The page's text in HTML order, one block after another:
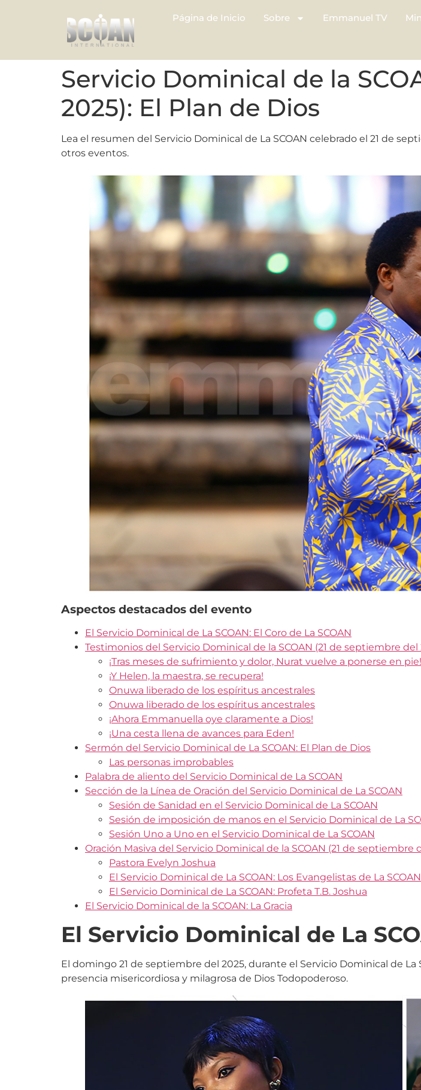
Página de Inicio Sobre Emmanuel TV
Servicio Dominical de la
2025): El Plan de Dios
Lea el resumen del Servicio Dominical de La SCOAN celebrado el 21 de
otros eventos.
Aspectos destacados del evento
El Servicio Dominical de La SCOAN: El Coro de La SCOAN
Testimonios del Servicio Dominical de la SCOAN (21 de septiembre del
¡Tras meses de sufrimiento y dolor, Nurat vuelve a ponerse en pie!
¡Y Helen, la maestra, se recupera!
Onuwa liberado de los espíritus ancestrales
Onuwa liberado de los espíritus ancestrales
¡Ahora Emmanuella oye claramente a Dios!
¡Una cesta llena de avances para Eden!
Sermón del Servicio Dominical de La SCOAN: El Plan de Dios
Las personas improbables
Palabra de aliento del Servicio Dominical de La SCOAN
Sección de la Línea de Oración del Servicio Dominical de La SCOAN
Sesión de Sanidad en el Servicio Dominical de La SCOAN
Sesión de imposición de manos en el Servicio Dominical de La
Sesión Uno a Uno en el Servicio Dominical de La SCOAN
Oración Masiva del Servicio Dominical de la SCOAN (21 de septiembre
Pastora Evelyn Joshua
El Servicio Dominical de La SCOAN: Los Evangelistas de La SCOAN
El Servicio Dominical de La SCOAN: Profeta T.B. Joshua
El Servicio Dominical de la SCOAN: La Gracia
El Servicio Dominical de La
El domingo 21 de septiembre del 2025, durante el Servicio Dominical de
presencia misericordiosa y milagrosa de Dios Todopoderoso.